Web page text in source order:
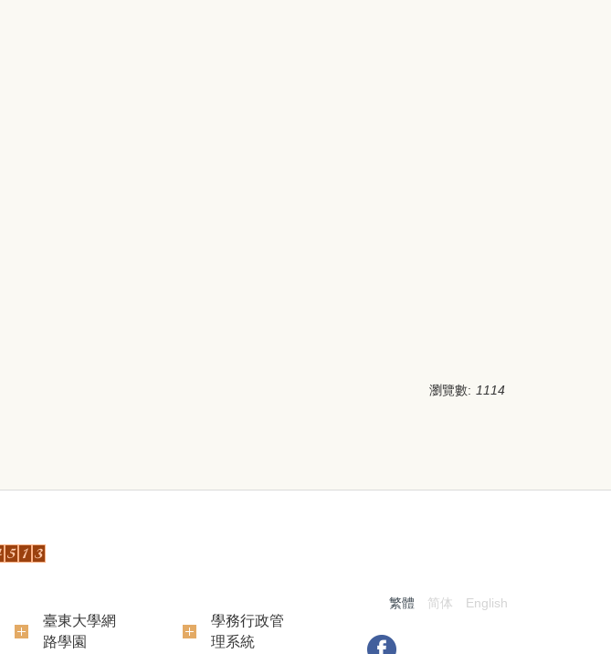
瀏覽數: 1114
繁體 简体 English
臺東大學網
路學園
學務行政管
理系統